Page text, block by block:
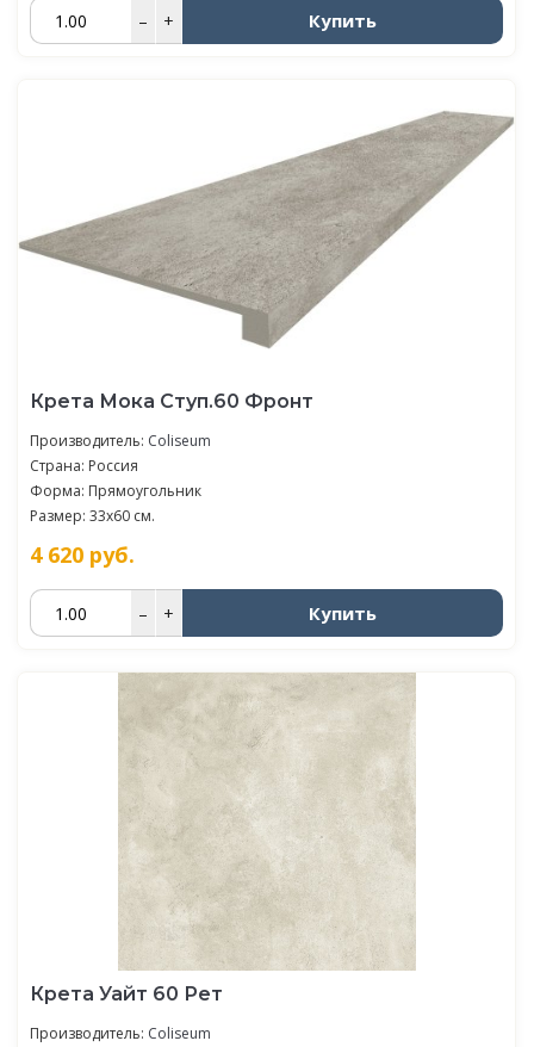
– + Купить
Крета Мока Ступ.60 Фронт
Производитель: Coliseum
Страна: Россия
Форма: Прямоугольник
Размер: 33x60 см.
4 620 руб.
– + Купить
Крета Уайт 60 Рет
Производитель: Coliseum